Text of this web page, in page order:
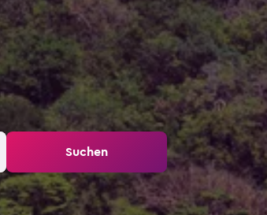
Suchen